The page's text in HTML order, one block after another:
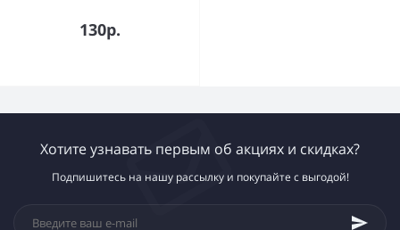
130р.
Хотите узнавать первым об акциях и скидках?
Подпишитесь на нашу рассылку и покупайте с выгодой!